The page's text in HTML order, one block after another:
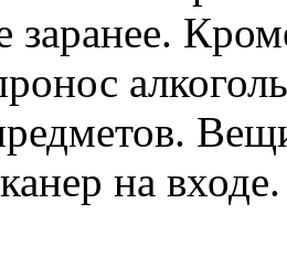
заранее.
на входе.